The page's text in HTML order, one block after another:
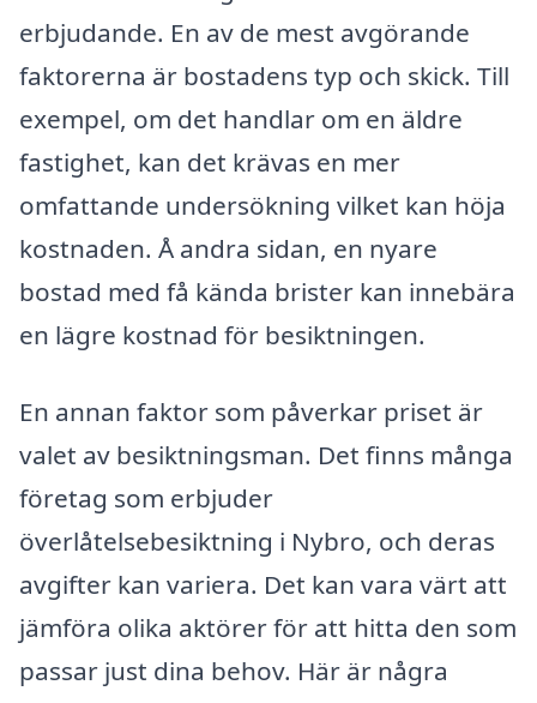
erbjudande. En av de mest avgörande
faktorerna är bostadens typ och skick. Till
exempel, om det handlar om en äldre
fastighet, kan det krävas en mer
omfattande undersökning vilket kan höja
kostnaden. Å andra sidan, en nyare
bostad med få kända brister kan innebära
en lägre kostnad för besiktningen.
En annan faktor som påverkar priset är
valet av besiktningsman. Det finns många
företag som erbjuder
överlåtelsebesiktning i Nybro, och deras
avgifter kan variera. Det kan vara värt att
jämföra olika aktörer för att hitta den som
passar just dina behov. Här är några